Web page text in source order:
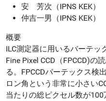
安 芳次（IPNS KEK）
仲吉一男（IPNS KEK）
概要
ILC測定器に用いるバーテッ
Fine Pixel CCD（FPCCD)の
る。FPCCDバーテックス検
ロン角という非常に小さい
当たりの総ピクセル数が